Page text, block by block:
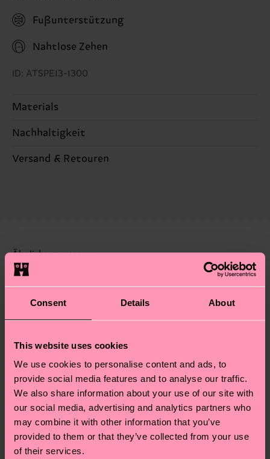
Consent Details About
This website uses cookies
We use cookies to personalise content and ads, to
provide social media features and to analyse our traffic.
We also share information about your use of our site with
our social media, advertising and analytics partners who
may combine it with other information that you’ve
provided to them or that they’ve collected from your use
of their services.
Fußunterstützung
Nahtlose Zehen
ID: ATSPE13-1300
Materials
89% Cotton, 9% Polyamide, 2% Elastane
Nachhaltigkeit
Nachhaltigkeit ist mehr als nur Qualität und
Versand & Retouren
dass es sich hierbei um einen Richtwert handelt
und die genaue Lieferzeit von der lokalen Post in
deinem Land abhängt.
Du hast Fragen zu einer Retoure? In unserem
am häufigsten gestellten Fragen.
Ähnliche muster
Neuheit